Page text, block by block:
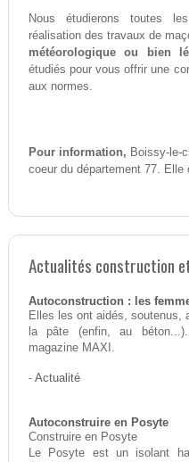
Nous étudierons toutes
réalisation des travaux de
météorologique ou bien
étudiés pour vous offrir une
aux normes.
Pour information, Boissy-le-
coeur du département 77. Elle
Actualités construction
Autoconstruction : les
Elles les ont aidés, soutenus,
la pâte (enfin, au
magazine MAXI.
- Actualité
Autoconstruire en Posyte
Construire en Posyte
Le Posyte est un isolant